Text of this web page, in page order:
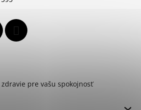
pre vašu spokojnosť